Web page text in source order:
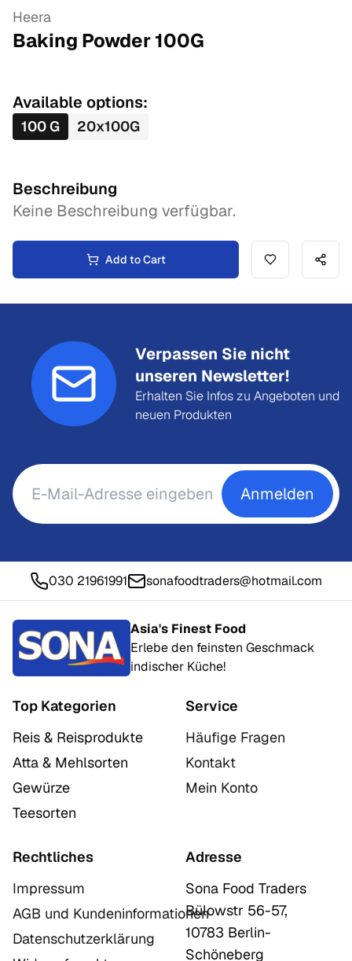
Heera
Baking Powder100G
Available options:
100G 20x100G
Beschreibung
Keine Beschreibung verfügbar.
Add to Cart
Verpassen Sie nicht
unseren Newsletter!
Erhalten Sie Infos zu Angeboten und
neuen Produkten
Anmelden
030 21961991 sonafoodtraders@hotmail.com
Asia's Finest Food
Erlebe den feinsten Geschmack
indischer Küche!
Top Kategorien
Reis & Reisprodukte
Atta & Mehlsorten
Gewürze
Teesorten
Service
Häufige Fragen
Kontakt
Mein Konto
Rechtliches
Impressum
AGB und Kundeninformationen
Datenschutzerklärung
Adresse
Sona Food Traders
Bülowstr 56-57,
10783 Berlin-
Schöneberg